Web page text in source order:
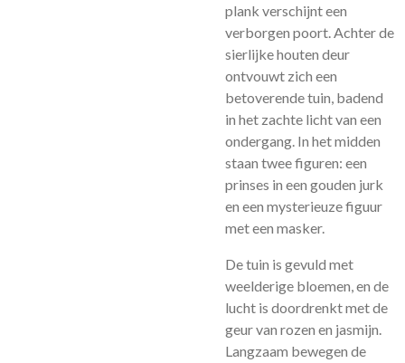
plank verschijnt een
verborgen poort. Achter de
sierlijke houten deur
ontvouwt zich een
betoverende tuin, badend
in het zachte licht van een
ondergang. In het midden
staan twee figuren: een
prinses in een gouden jurk
en een mysterieuze figuur
met een masker.
De tuin is gevuld met
weelderige bloemen, en de
lucht is doordrenkt met de
geur van rozen en jasmijn.
Langzaam bewegen de